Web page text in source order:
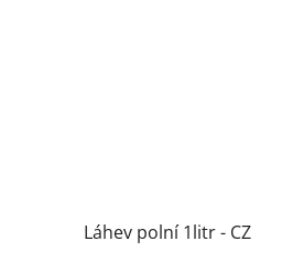
Láhev polní 1litr - CZ